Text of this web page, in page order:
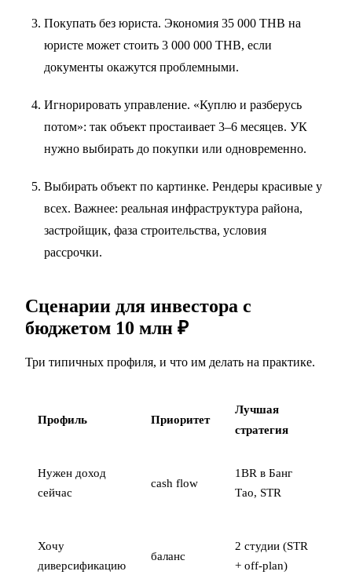
Покупать без юриста. Экономия 35 000 THB на
юристе может стоить 3 000 000 THB, если
документы окажутся проблемными.
Игнорировать управление. «Куплю и разберусь
потом»: так объект простаивает 3–6 месяцев. УК
нужно выбирать до покупки или одновременно.
Выбирать объект по картинке. Рендеры красивые у
всех. Важнее: реальная инфраструктура района,
застройщик, фаза строительства, условия
рассрочки.
Сценарии для инвестора с
бюджетом 10 млн ₽
Три типичных профиля, и что им делать на практике.
Профиль Приоритет
Лучшая
стратегия
Нужен доход
сейчас
cash flow
1BR в Банг
Тао, STR
Хочу
диверсификацию
баланс
2 студии (STR
+ off-plan)